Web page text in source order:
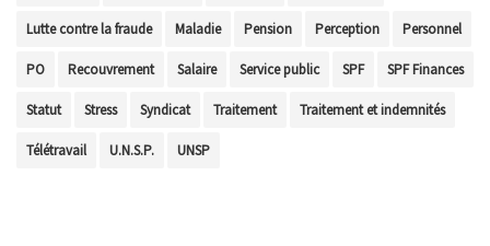
Lutte contre la fraude Maladie Pension Perception Personnel
PO Recouvrement Salaire Service public SPF SPF Finances
Statut Stress Syndicat Traitement Traitement et indemnités
Télétravail U.N.S.P. UNSP